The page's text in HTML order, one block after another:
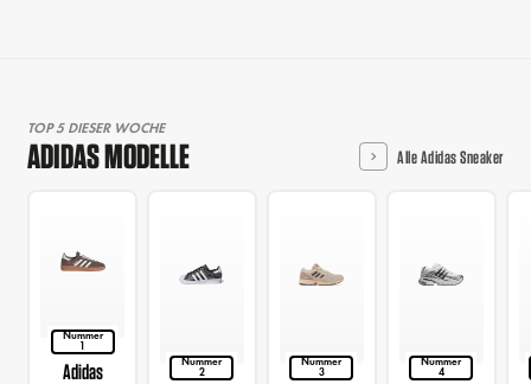
TOP 5 DIESER WOCHE
ADIDAS MODELLE Alle Adidas Sneaker
Nummer
1
Adidas
Nummer
2
Nummer
3
Nummer
4